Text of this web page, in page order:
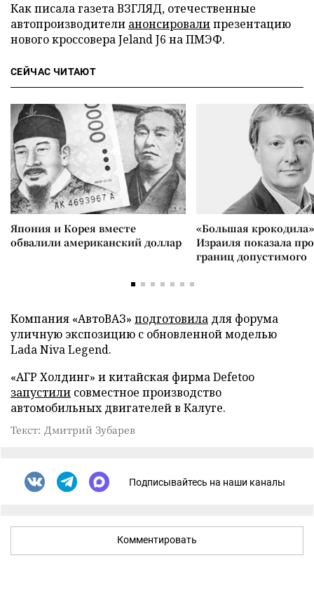
Как писала газета ВЗГЛЯД, отечественные
автопроизводители анонсировалипрезентацию
нового кроссовера Jeland J6 на ПМЭФ.
СЕЙЧАС ЧИТАЮТ
Япония и Корея вместе
обвалили американский доллар
«Большая
Израиля показала
границ допустимого
Компания «АвтоВАЗ» подготовила для форума
уличную экспозицию с обновленной моделью
Lada Niva Legend.
«АГР Холдинг» и китайская фирма Defetoo
запустили совместное производство
автомобильных двигателей в Калуге.
Текст: Дмитрий Зубарев
Подписывайтесь на наши каналы
Комментировать